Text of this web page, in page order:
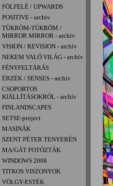
FÖLFELÉ / UPWARDS
POSITIVE - archiv
TÜKRÖM-TÜKRÖM /
MIRROR MIRROR - archív
VISION / REVISION - archív
NEKEM VALÓ VILÁG - archív
FÉNYFELTÁRÁS
ÉRZÉK / SENSES - archív
CSOPORTOS
KIÁLLÍTÁSOKRÓL - archív
FINLANDSCAPES
SETSE-project
MASINÁK
SZENT PÉTER TENYERÉN
MA/GÁT FOTÓZTÁK
WINDOWS 2008
TITKOS VISZONYOK
VÖLGY-ESTÉK